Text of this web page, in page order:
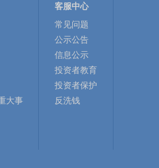
大事
客服中心
常见问题
公示公告
信息公示
投资者教育
投资者保护
反洗钱